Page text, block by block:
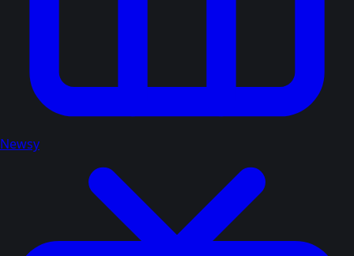
Newsy